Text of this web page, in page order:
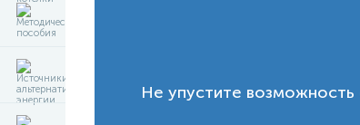
Не упустите